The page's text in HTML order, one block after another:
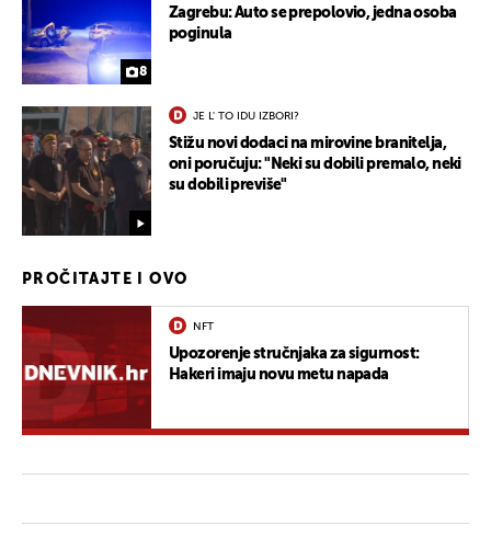
8
Zagrebu: Auto se prepolovio, jedna osoba
poginula
JE L' TO IDU IZBORI?
Stižu novi dodaci na mirovine branitelja,
oni poručuju: "Neki su dobili premalo, neki
su dobili previše"
PROČITAJTE I OVO
NFT
Upozorenje stručnjaka za sigurnost:
Hakeri imaju novu metu napada